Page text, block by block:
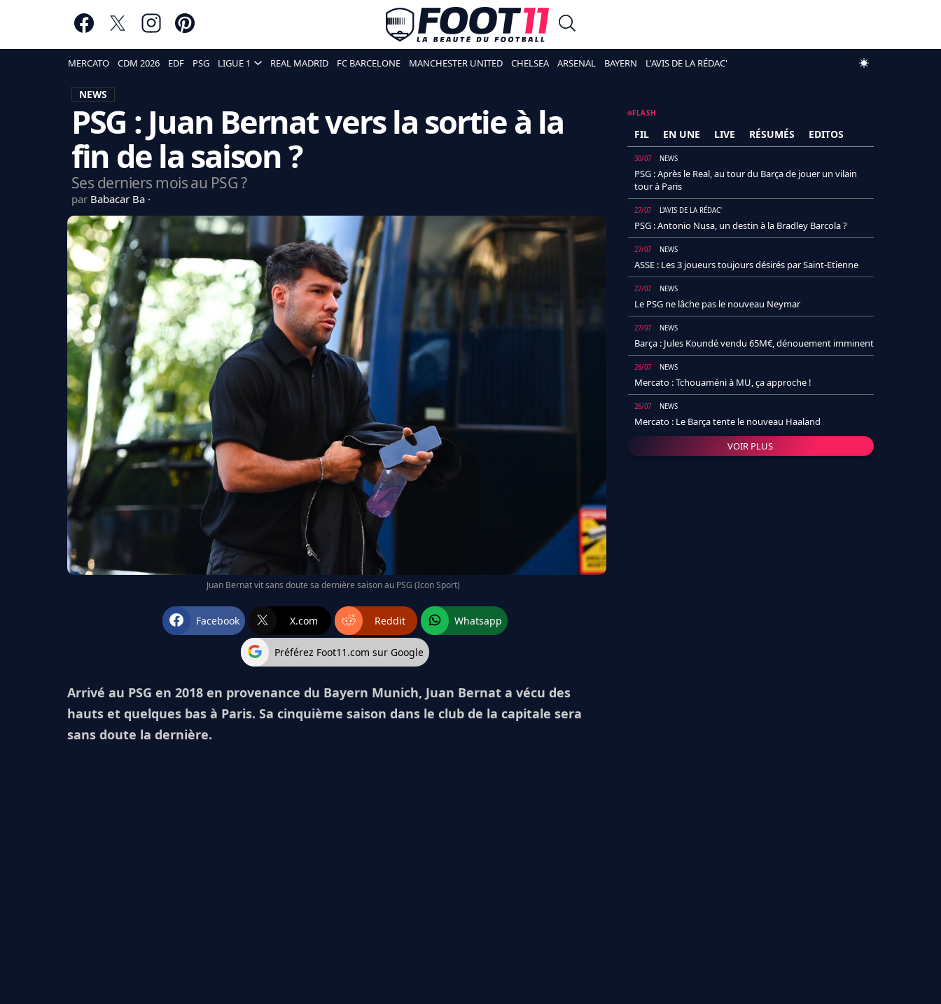
MERCATO CDM 2026 EDF PSG LIGUE 1 REAL MADRID FC BARCELONE MANCHESTER UNITED CHELSEA ARSENAL BAYERN L'AVIS DE LA RÉDAC'
NEWS
PSG : Juan Bernat vers la sortie à la
fin de la saison ?
Ses derniers mois au PSG ?
par Babacar Ba
Juan Bernat vit sans doute sa dernière saison au PSG (Icon Sport)
Facebook X.com Reddit Whatsapp
Préférez Foot11.com sur Google
Arrivé au PSG en 2018 en provenance du Bayern Munich, Juan Bernat a vécu des
hauts et quelques bas à Paris. Sa cinquième saison dans le club de la capitale sera
sans doute la dernière.
FLASH
FIL EN UNE LIVE RÉSUMÉS EDITOS
30/07 NEWS
PSG : Après le Real, au tour du Barça de jouer un vilain
tour à Paris
27/07 L'AVIS DE LA RÉDAC'
PSG : Antonio Nusa, un destin à la Bradley Barcola ?
27/07 NEWS
ASSE : Les 3 joueurs toujours désirés par Saint-Etienne
27/07 NEWS
Le PSG ne lâche pas le nouveau Neymar
27/07 NEWS
Barça : Jules Koundé vendu 65M€, dénouement imminent
26/07 NEWS
Mercato : Tchouaméni à MU, ça approche !
26/07 NEWS
Mercato : Le Barça tente le nouveau Haaland
VOIR PLUS